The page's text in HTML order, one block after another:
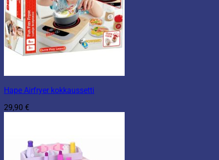
Hape Airfryer kokkaussetti
29,90 €